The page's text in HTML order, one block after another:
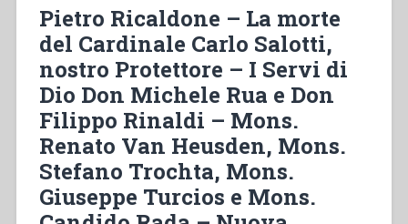
Pietro Ricaldone – La morte
del Cardinale Carlo Salotti,
nostro Protettore – I Servi di
Dio Don Michele Rua e Don
Filippo Rinaldi – Mons.
Renato Van Heusden, Mons.
Stefano Trochta, Mons.
Giuseppe Turcios e Mons.